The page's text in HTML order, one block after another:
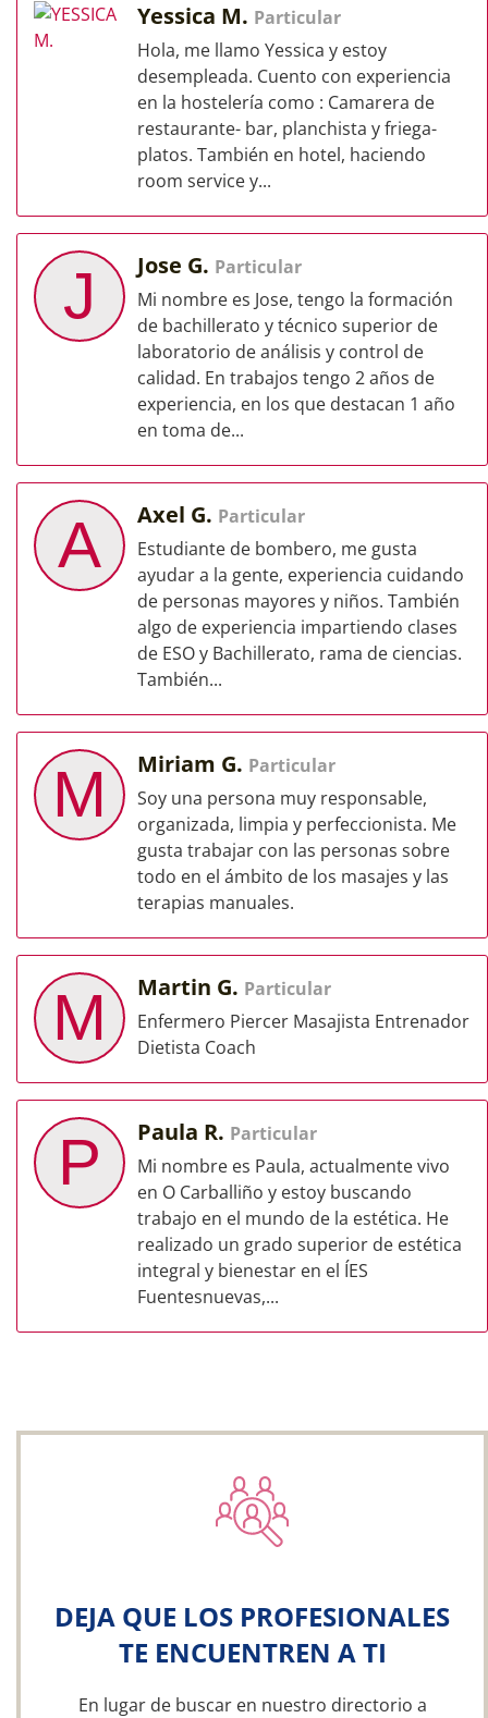
Yessica M. Particular
Hola, me llamo Yessica y estoy
desempleada. Cuento con experiencia
en la hostelería como : Camarera de
restaurante- bar, planchista y friega-
platos. También en hotel, haciendo
room service y...
J Jose G. Particular
Mi nombre es Jose, tengo la formación
de bachillerato y técnico superior de
laboratorio de análisis y control de
calidad. En trabajos tengo 2 años de
experiencia, en los que destacan 1 año
en toma de...
A Axel G. Particular
Estudiante de bombero, me gusta
ayudar a la gente, experiencia cuidando
de personas mayores y niños. También
algo de experiencia impartiendo clases
de ESO y Bachillerato, rama de ciencias.
También...
M Miriam G. Particular
Soy una persona muy responsable,
organizada, limpia y perfeccionista. Me
gusta trabajar con las personas sobre
todo en el ámbito de los masajes y las
terapias manuales.
M Martin G. Particular
Enfermero Piercer Masajista Entrenador
Dietista Coach
P Paula R. Particular
Mi nombre es Paula, actualmente vivo
en O Carballiño y estoy buscando
trabajo en el mundo de la estética. He
realizado un grado superior de estética
integral y bienestar en el ÍES
Fuentesnuevas,...
DEJA QUE LOS PROFESIONALES
TE ENCUENTREN A TI
En lugar de buscar en nuestro directorio a